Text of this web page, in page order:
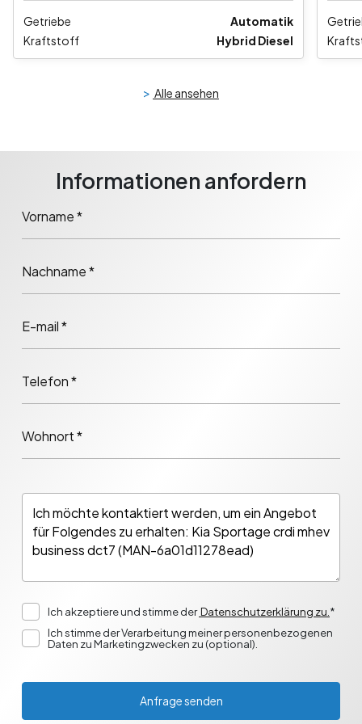
Getriebe
Automatik
Kraftstoff
Hybrid Diesel
> Alle ansehen
Informationen anfordern
Vorname *
Nachname *
E-mail *
Telefon *
Wohnort *
Ich akzeptiere und stimme derDatenschutzerklärung zu.*
Ich stimme der Verarbeitung meiner personenbezogenen
Daten zu Marketingzwecken zu (optional).
Anfrage senden